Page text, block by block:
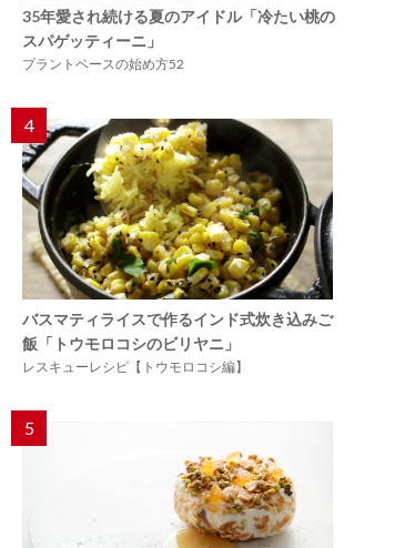
35年愛され続ける夏のアイドル「冷たい桃の
スパゲッティーニ」
プラントベースの始め方52
4
バスマティライスで作るインド式炊き込みご
飯「トウモロコシのビリヤニ」
レスキューレシピ【トウモロコシ編】
5